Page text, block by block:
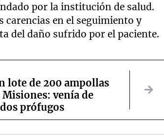
por la institución de salud.
carencias en el seguimiento y
del daño sufrido por el paciente.
lote de 200 ampollas
venía de
prófugos